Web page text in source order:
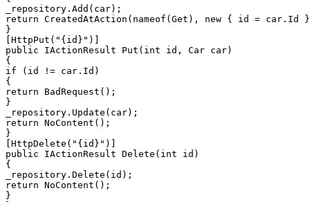
_repository.Add(car);
return CreatedAtAction(nameof(Get), new { id =
}
[HttpPut("{id}")]
public IActionResult Put(int id, Car car)
{
if (id != car.Id)
{
return BadRequest();
}
_repository.Update(car);
return NoContent();
}
[HttpDelete("{id}")]
public IActionResult Delete(int id)
{
_repository.Delete(id);
return NoContent();
}